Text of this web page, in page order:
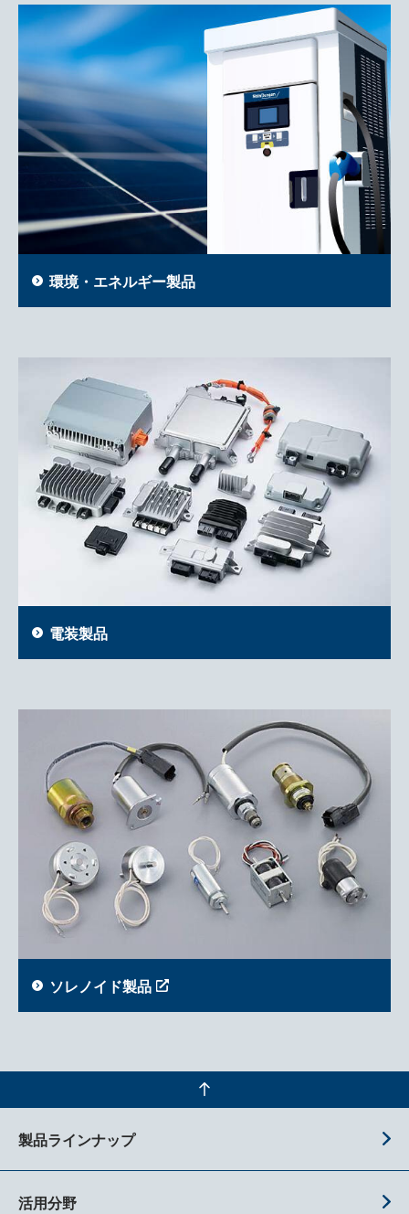
環境・エネルギー製品
電装製品
ソレノイド製品
製品ラインナップ
活用分野